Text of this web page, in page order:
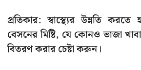
প্রতিকার: স্বাস্থ্যের উন্নতি
বেসনের মিষ্টি, যে কোনও ভাজা
বিতরণ করার চেষ্টা করুন।